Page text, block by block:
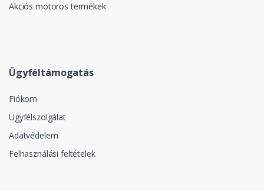
Akciós motoros termékek
Ügyféltámogatás
Fiókom
Ügyfélszolgálat
Adatvédelem
Felhasználási feltételek